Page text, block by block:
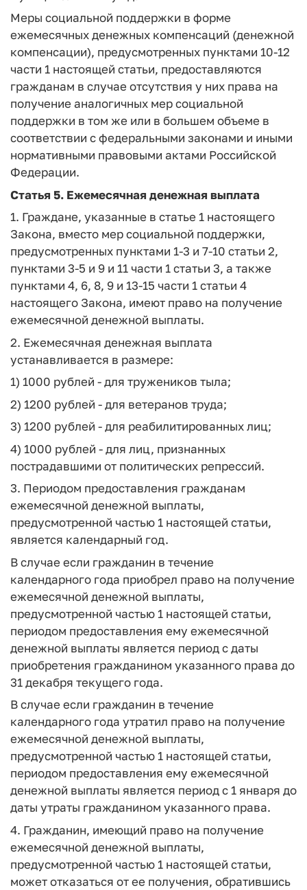
Меры социальной поддержки в форме
ежемесячных денежных компенсаций (денежной
компенсации), предусмотренных пунктами 10-12
части 1 настоящей статьи, предоставляются
гражданам в случае отсутствия у них права на
получение аналогичных мер социальной
поддержки в том же или в большем объеме в
соответствии с федеральными законами и иными
нормативными правовыми актами Российской
Федерации.
Статья 5. Ежемесячная денежная выплата
1. Граждане, указанные в статье 1 настоящего
Закона, вместо мер социальной поддержки,
предусмотренных пунктами 1-3 и 7-10 статьи 2,
пунктами 3-5 и 9 и 11 части 1 статьи 3, а также
пунктами 4, 6, 8, 9 и 13-15 части 1 статьи 4
настоящего Закона, имеют право на получение
ежемесячной денежной выплаты.
2. Ежемесячная денежная выплата
устанавливается в размере:
1) 1000 рублей - для тружеников тыла;
2) 1200 рублей - для ветеранов труда;
3) 1200 рублей - для реабилитированных лиц;
4) 1000 рублей - для лиц, признанных
пострадавшими от политических репрессий.
3. Периодом предоставления гражданам
ежемесячной денежной выплаты,
предусмотренной частью 1 настоящей статьи,
является календарный год.
В случае если гражданин в течение
календарного года приобрел право на получение
ежемесячной денежной выплаты,
предусмотренной частью 1 настоящей статьи,
периодом предоставления ему ежемесячной
денежной выплаты является период с даты
приобретения гражданином указанного права до
31 декабря текущего года.
В случае если гражданин в течение
календарного года утратил право на получение
ежемесячной денежной выплаты,
предусмотренной частью 1 настоящей статьи,
периодом предоставления ему ежемесячной
денежной выплаты является период с 1 января до
даты утраты гражданином указанного права.
4. Гражданин, имеющий право на получение
ежемесячной денежной выплаты,
предусмотренной частью 1 настоящей статьи,
может отказаться от ее получения, обратившись